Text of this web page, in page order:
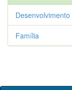
Desenvolvimento
Família